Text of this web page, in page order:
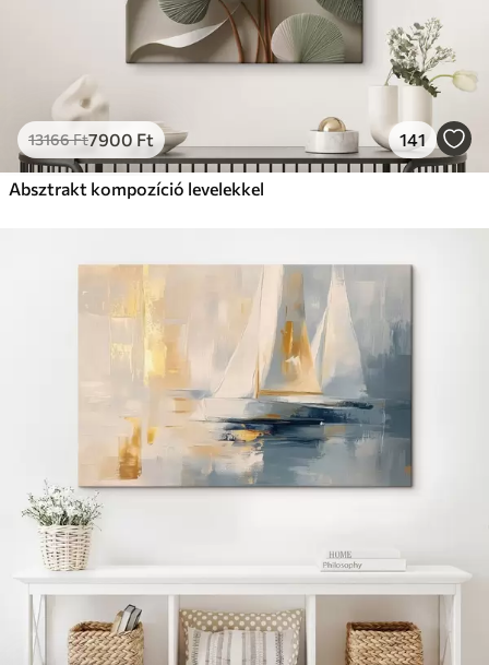
13166Ft7900 Ft 141
Absztrakt kompozíció levelekkel